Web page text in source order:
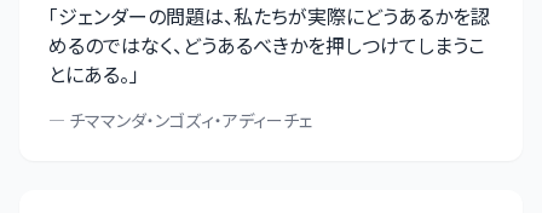
「ジェンダーの問題は、私たちが実際にどうあるかを認
めるのではなく、どうあるべきかを押しつけてしまうこ
とにある。」
— チママンダ・ンゴズィ・アディーチェ